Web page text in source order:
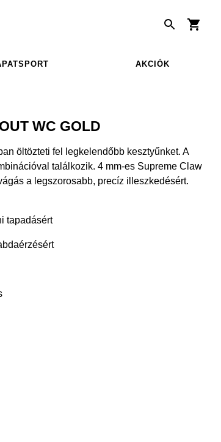
AKCIÓK
WC GOLD
öltözteti fel legkelendőbb kesztyűnket. A
találkozik. 4 mm-es Supreme Claw
a legszorosabb, precíz illeszkedésért.
tapadásért